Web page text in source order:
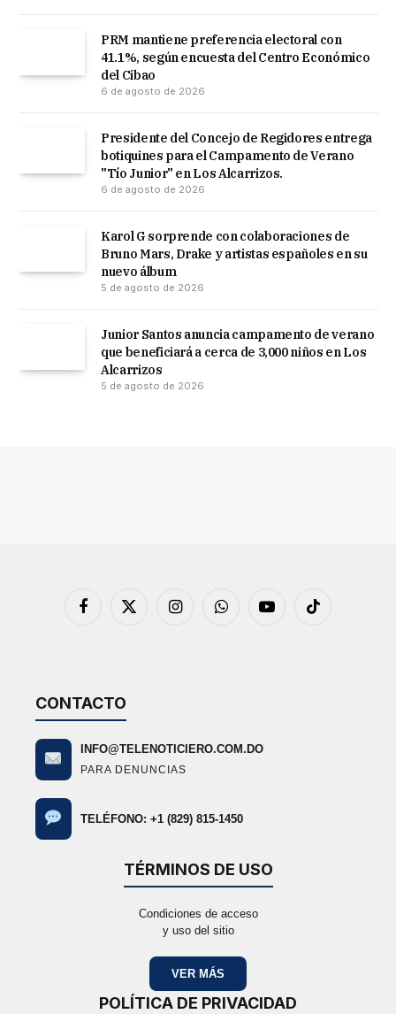
PRM mantiene preferencia electoral con
41.1%, según encuesta del Centro Económico
del Cibao
6 de agosto de 2026
Presidente del Concejo de Regidores entrega
botiquines para el Campamento de Verano
"Tío Junior" en Los Alcarrizos.
6 de agosto de 2026
Karol G sorprende con colaboraciones de
Bruno Mars, Drake y artistas españoles en su
nuevo álbum
5 de agosto de 2026
Junior Santos anuncia campamento de verano
que beneficiará a cerca de 3,000 niños en Los
Alcarrizos
5 de agosto de 2026
Facebook
X
InstagramWhatsAppYouTubeTikTok
CONTACTO
INFO@TELENOTICIERO.COM.DO
PARA DENUNCIAS
TELÉFONO: +1 (829) 815-1450
TÉRMINOS DE USO
Condiciones de acceso
y uso del sitio
VER MÁS
POLÍTICA DE PRIVACIDAD